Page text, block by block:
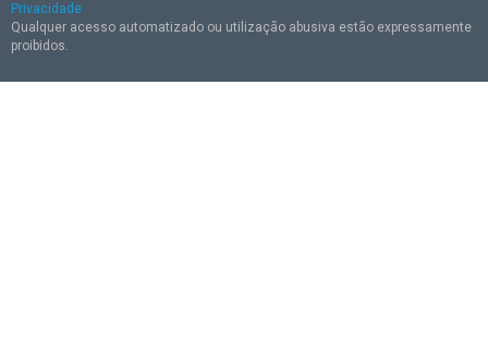
Privacidade
Qualquer acesso automatizado ou utilização abusiva estão expressamente
proibidos.